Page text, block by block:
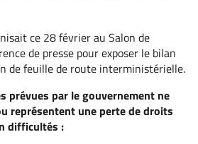
ce 28 février au Salon de
de presse pour exposer le bilan
de feuille de route interministérielle.
prévues par le gouvernement ne
représentent une perte de droits
difficultés :